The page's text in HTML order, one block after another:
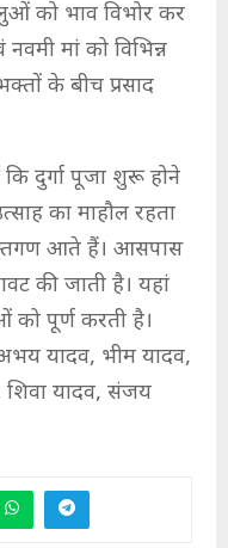
को भाव विभोर कर
मां को विभिन्न
के बीच प्रसाद
दुर्गा पूजा शुरू होने
का माहौल रहता
आते हैं। आसपास
की जाती है। यहां
को पूर्ण करती है।
यादव, भीम यादव,
शिवा यादव, संजय